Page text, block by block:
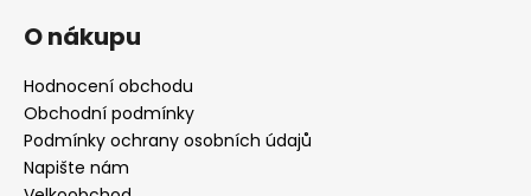
O nákupu
Hodnocení obchodu
Obchodní podmínky
Podmínky ochrany osobních údajů
Napište nám